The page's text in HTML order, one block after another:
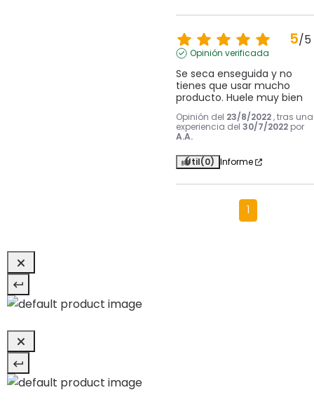
5/5
Opinión verificada
Se seca enseguida y no
tienes que usar mucho
producto. Huele muy bien
Opinión del 23/8/2022 , tras una
experiencia del 30/7/2022 por
A.A.
Útil(0) Informe
1